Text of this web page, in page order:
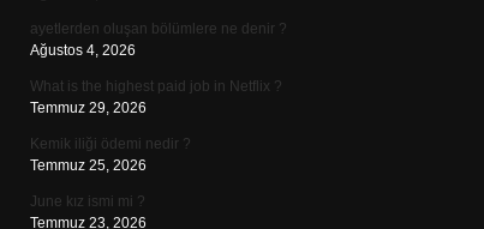
ayetlerden oluşan bölümlere ne denir ?
Ağustos 4, 2026
What is the highest paid job in Netflix ?
Temmuz 29, 2026
Kemik iliği ödemi nedir ?
Temmuz 25, 2026
June kız ismi mi ?
Temmuz 23, 2026